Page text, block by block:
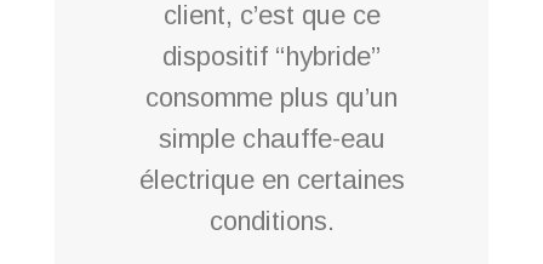
client, c’est que ce
dispositif “hybride”
consomme plus qu’un
simple chauffe-eau
électrique en certaines
conditions.